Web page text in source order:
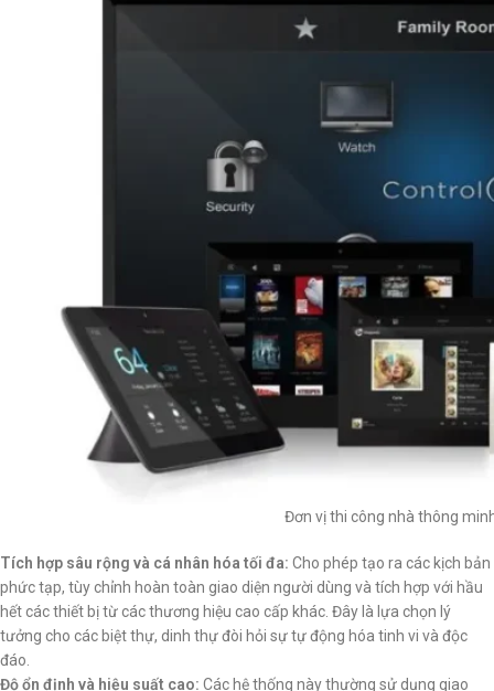
Đơn vị thi công nhà thông
Tích hợp sâu rộng và cá nhân hóa tối đa: Cho phép tạo ra các kịch bản
phức tạp, tùy chỉnh hoàn toàn giao diện người dùng và tích hợp với hầu
hết các thiết bị từ các thương hiệu cao cấp khác. Đây là lựa chọn lý
tưởng cho các biệt thự, dinh thự đòi hỏi sự tự động hóa tinh vi và độc
đáo.
Độ ổn định và hiệu suất cao: Các hệ thống này thường sử dụng giao